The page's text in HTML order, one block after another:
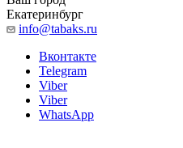
Екатеринбург
info@tabaks.ru
Вконтакте
Telegram
Viber
Viber
WhatsApp